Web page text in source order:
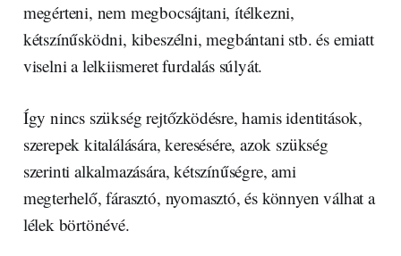
megérteni, nem megbocsájtani, ítélkezni,
kétszínűsködni, kibeszélni, megbántani stb. és emiatt
viselni a lelkiismeret furdalás súlyát.
Így nincs szükség rejtőzködésre, hamis identitások,
szerepek kitalálására, keresésére, azok szükség
szerinti alkalmazására, kétszínűségre, ami
megterhelő, fárasztó, nyomasztó, és könnyen válhat a
lélek börtönévé.